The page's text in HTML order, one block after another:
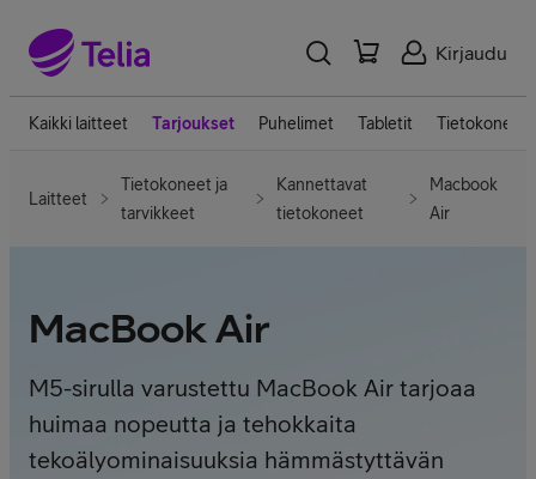
Kirjaudu
Kaikki laitteet Tarjoukset Puhelimet Tabletit Tietokoneet
Laitteet
Tietokoneet ja
tarvikkeet
Kannettavat
tietokoneet
Macbook
Air
MacBook Air
M5-sirulla varustettu MacBook Air tarjoaa
huimaa nopeutta ja tehokkaita
tekoälyominaisuuksia hämmästyttävän